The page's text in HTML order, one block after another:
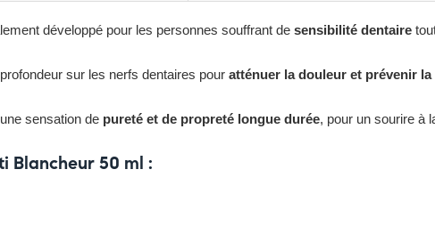
développé pour les personnes souffrant de sensibilité dentaire
sur les nerfs dentaires pour atténuer la douleur et prévenir
sensation de pureté et de propreté longue durée, pour un sourire à
Blancheur 50 ml :